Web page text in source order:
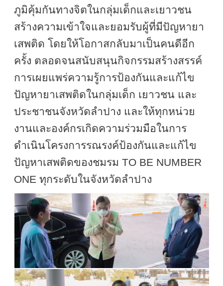
ภูมิคุ้มกันทางจิตในกลุ่มเด็กและเยาวชน
สร้างความเข้าใจและยอมรับผู้ที่มีปัญหายา
เสพติด โดยให้โอกาสกลับมาเป็นคนดีอีก
ครั้ง ตลอดจนสนับสนุนกิจกรรมสร้างสรรค์
การเผยแพร่ความรู้การป้องกันและแก้ไข
ปัญหายาเสพติดในกลุ่มเด็ก เยาวชน และ
ประชาชนจังหวัดลำปาง และให้ทุกหน่วย
งานและองค์กรเกิดความร่วมมือในการ
ดำเนินโครงการรณรงค์ป้องกันและแก้ไข
ปัญหาเสพติดของชมรม TO BE NUMBER
ONE ทุกระดับในจังหวัดลำปาง